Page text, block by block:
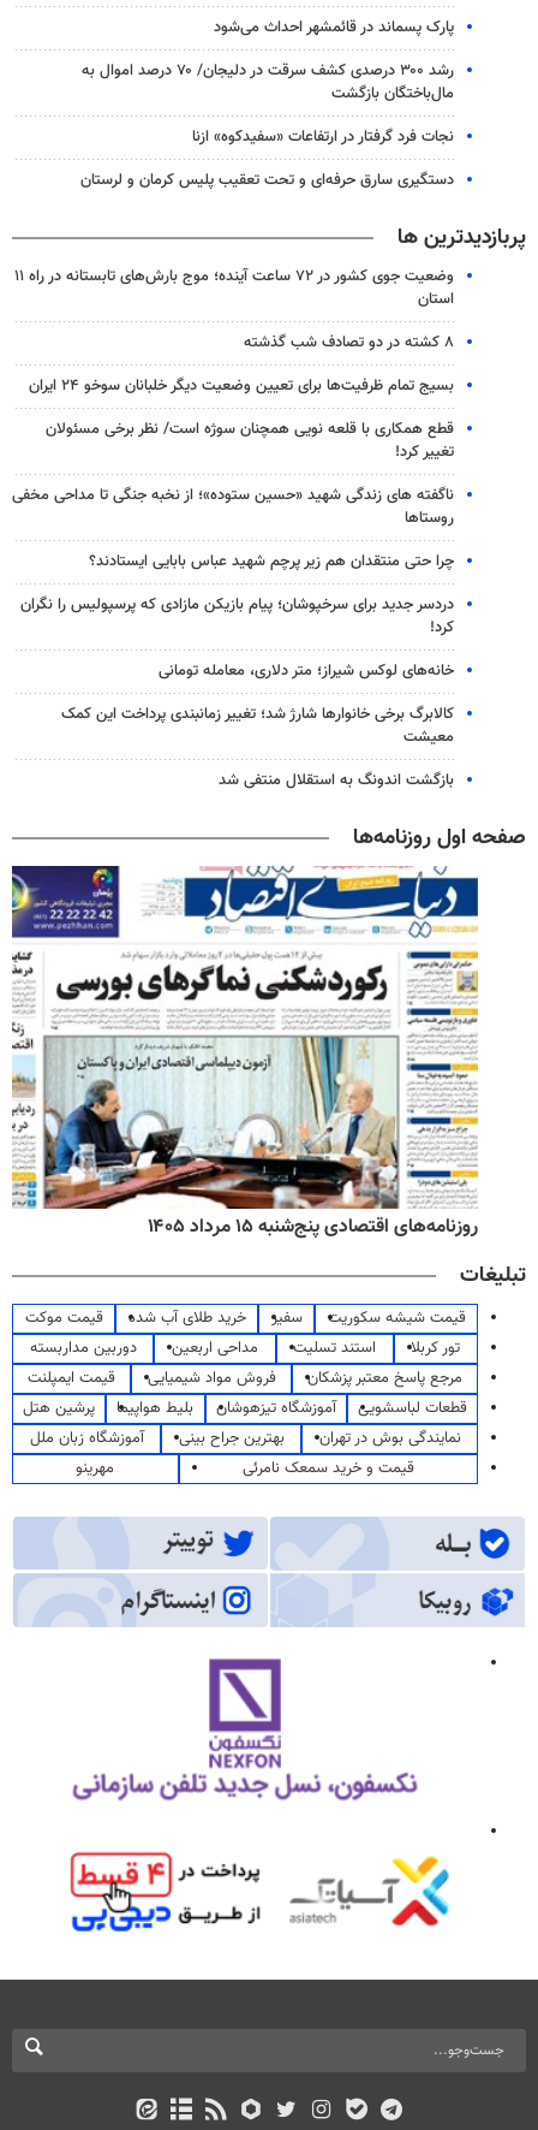
پارک پسماند در قائمشهر احداث می‌شود
رشد ۳۰۰ درصدی کشف سرقت در دلیجان/ ۷۰ درصد اموال به
مال‌باختگان بازگشت
نجات فرد گرفتار در ارتفاعات «سفیدکوه» ازنا
دستگیری سارق حرفه‌ای و تحت تعقیب پلیس کرمان و لرستان
پربازدیدترین ها
وضعیت جوی کشور در ۷۲ ساعت آینده؛ موج بارش‌های تابستانه در راه ۱۱
استان
۸ کشته در دو تصادف شب گذشته
بسیج تمام ظرفیت‌ها برای تعیین وضعیت دیگر خلبانان سوخو ۲۴ ایران
قطع همکاری با قلعه نویی همچنان سوژه است/ نظر برخی مسئولان
تغییر کرد!
ناگفته های زندگی شهید «حسین ستوده»؛ از نخبه جنگی تا مداحی مخفی
روستاها
چرا حتی منتقدان هم زیر پرچم شهید عباس بابایی ایستادند؟
دردسر جدید برای سرخپوشان؛ پیام بازیکن مازادی که پرسپولیس را نگران
کرد!
خانه‌های لوکس شیراز؛ متر دلاری، معامله تومانی
کالابرگ برخی خانوارها شارژ شد؛ تغییر زمانبندی پرداخت این کمک
معیشت
بازگشت اندونگ به استقلال منتفی شد
صفحه اول روزنامه‌ها
روزنامه‌های اقتصادی پنج‌شنبه ۱۵ مرداد ۱۴۰۵
تبلیغات
قیمت شیشه سکوریت سفیر خرید طلای آب شده
قیمت موکت
تور کربلا
استند تسلیت مداحی اربعین
دوربین مداربسته
مرجع پاسخ معتبر پزشکان
فروش مواد شیمیایی
قیمت ایمپلنت
قطعات لباسشویی
آموزشگاه تیزهوشان بلیط هواپیما
پرشین هتل
نمایندگی بوش در تهران
بهترین جراح بینی
آموزشگاه زبان ملل
قیمت و خرید سمعک نامرئی
مهرینو